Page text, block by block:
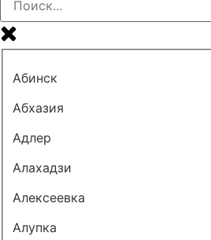
Абинск
Абхазия
Адлер
Алахадзи
Алексеевка
Алупка